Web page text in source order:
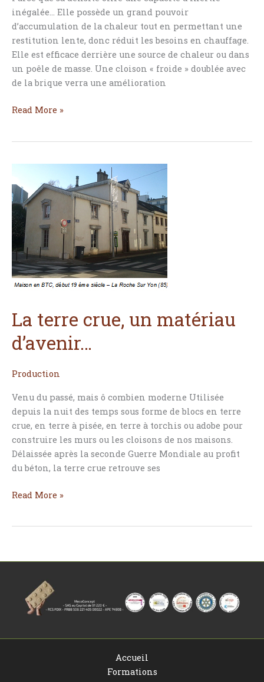
inégalée… Elle possède un grand pouvoir
d’accumulation de la chaleur tout en permettant une
restitution lente, donc réduit les besoins en chauffage.
Elle est efficace derrière une source de chaleur ou dans
un poêle de masse. Une cloison « froide » doublée avec
de la brique verra une amélioration
Read More »
La terre crue, un matériau
d’avenir…
Production
Venu du passé, mais ô combien moderne Utilisée
depuis la nuit des temps sous forme de blocs en terre
crue, en terre à pisée, en terre à torchis ou adobe pour
construire les murs ou les cloisons de nos maisons.
Délaissée après la seconde Guerre Mondiale au profit
du béton, la terre crue retrouve ses
terre
crue,
un
matériau
d’avenir…
Read More »
Accueil
Formations